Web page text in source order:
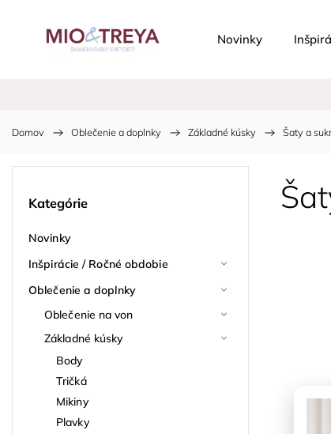
Novinky
Domov / Oblečenie a doplnky / Základné kúsky / Šaty a
Kategórie
Novinky
Inšpirácie / Ročné obdobie
Oblečenie a doplnky
Oblečenie na von
Základné kúsky
Body
Tričká
Mikiny
Plavky